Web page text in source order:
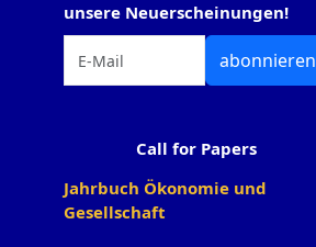
unsere Neuerscheinungen!
abonnieren
Call for Papers
Jahrbuch Ökonomie und
Gesellschaft